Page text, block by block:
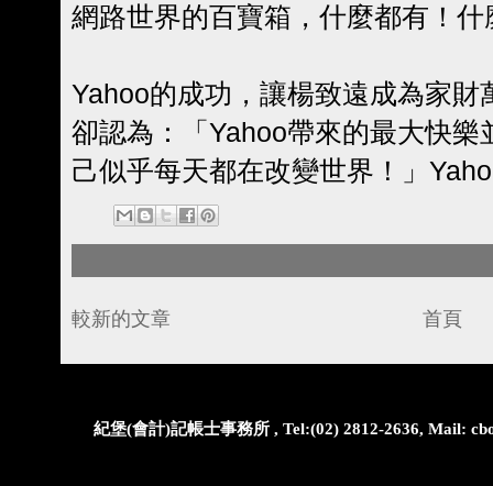
網路世界的百寶箱，什麼都有！
Yahoo的成功，讓楊致遠成為家
卻認為：「Yahoo帶來的最大快
己似乎每天都在改變世界！」
較新的文章 首頁
紀堡(會計)記帳士事務所 , Tel:(02) 2812-2636, Mail: